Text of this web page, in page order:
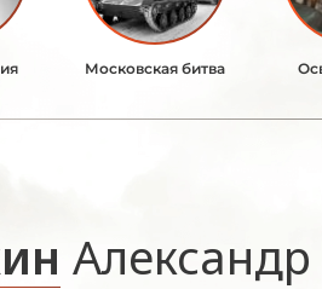
Московская битва